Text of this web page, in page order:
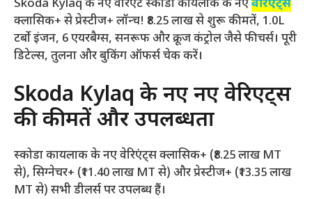
Skoda Kylaq के नए वेरिएंट स्कोडा कायलाक के नएवेरिएंट्स
क्लासिक+ से प्रेस्टीज+ लॉन्च! ₹8.25 लाख से शुरू कीमतें, 1.0L
टर्बो इंजन, 6 एयरबैग्स, सनरूफ और क्रूज कंट्रोल जैसे फीचर्स। पूरी
डिटेल्स, तुलना और बुकिंग ऑफर्स चेक करें।
Skoda Kylaq के नए नए वेरिएंट्स
की कीमतें और उपलब्धता
स्कोडा कायलाक के नए वेरिएंट्स क्लासिक+ (₹8.25 लाख MT
से), सिग्नेचर+ (₹11.40 लाख MT से) और प्रेस्टीज+ (₹13.35 लाख
MT से) सभी डीलर्स पर उपलब्ध हैं।